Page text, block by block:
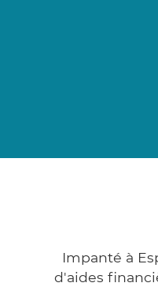
Impanté à
d'aides